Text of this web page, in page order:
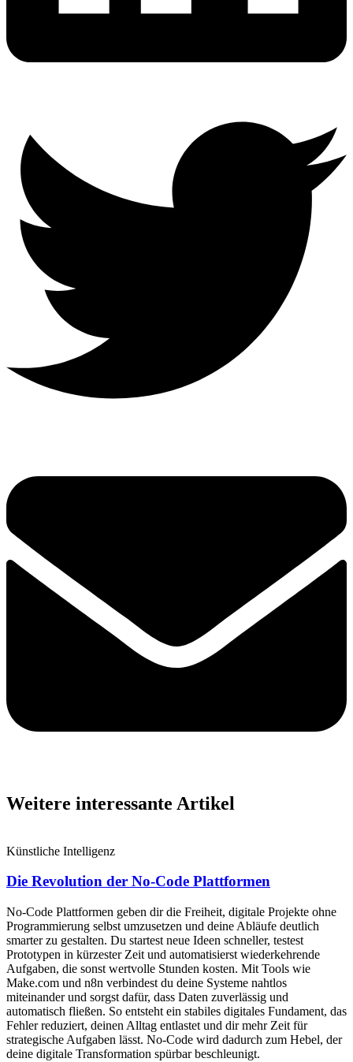
Weitere interessante Artikel
Künstliche Intelligenz
Die Revolution der No-Code Plattformen
No-Code Plattformen geben dir die Freiheit, digitale Projekte ohne
Programmierung selbst umzusetzen und deine Abläufe deutlich
smarter zu gestalten. Du startest neue Ideen schneller, testest
Prototypen in kürzester Zeit und automatisierst wiederkehrende
Aufgaben, die sonst wertvolle Stunden kosten. Mit Tools wie
Make.com und n8n verbindest du deine Systeme nahtlos
miteinander und sorgst dafür, dass Daten zuverlässig und
automatisch fließen. So entsteht ein stabiles digitales Fundament, das
Fehler reduziert, deinen Alltag entlastet und dir mehr Zeit für
strategische Aufgaben lässt. No-Code wird dadurch zum Hebel, der
deine digitale Transformation spürbar beschleunigt.